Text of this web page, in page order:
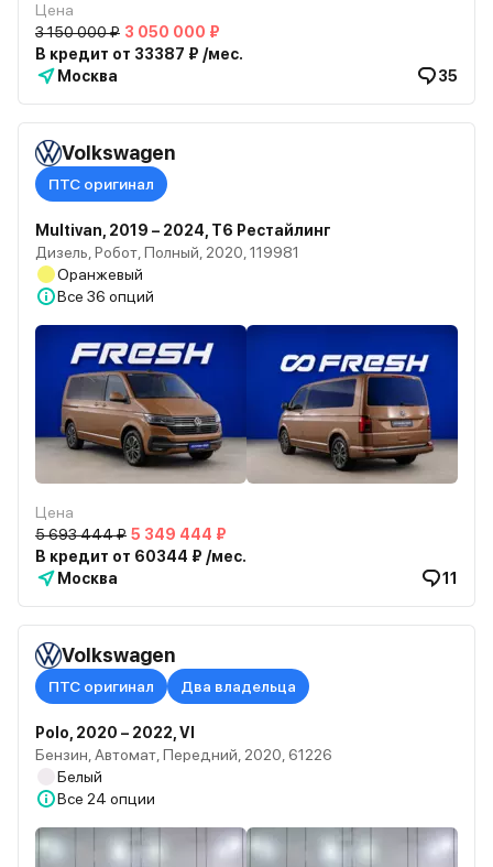
Цена
3 150 000 ₽ 3 050 000 ₽
В кредит от 33387 ₽ /мес.
Москва
35
Volkswagen
ПТС оригинал
Multivan, 2019 – 2024, T6 Рестайлинг
Дизель, Робот, Полный, 2020, 119981
Оранжевый
Все 36 опций
Цена
5 693 444 ₽ 5 349 444 ₽
В кредит от 60344 ₽ /мес.
Москва
11
Volkswagen
ПТС оригинал Два владельца
Polo, 2020 – 2022, VI
Бензин, Автомат, Передний, 2020, 61226
Белый
Все 24 опции